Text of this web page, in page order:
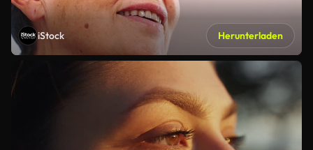
iStock Herunterladen